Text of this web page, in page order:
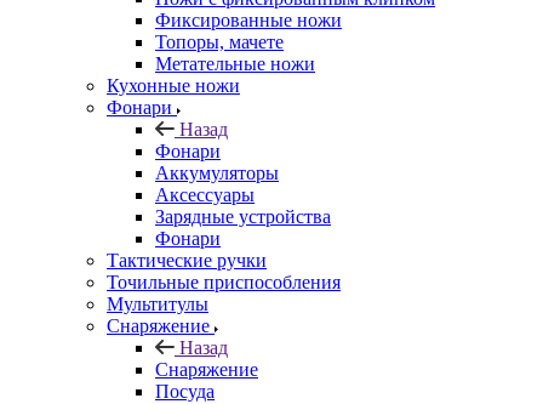
Фиксированные ножи
Топоры, мачете
Метательные ножи
Кухонные ножи
Фонари
Назад
Фонари
Аккумуляторы
Аксессуары
Зарядные устройства
Фонари
Тактические ручки
Точильные приспособления
Мультитулы
Снаряжение
Назад
Снаряжение
Посуда